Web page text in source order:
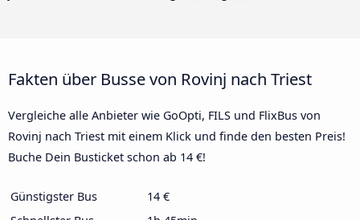
Fakten über Busse von Rovinj nach Triest
Vergleiche alle Anbieter wie GoOpti, FILS und FlixBus von
Rovinj nach Triest mit einem Klick und finde den besten Preis!
Buche Dein Busticket schon ab 14 €!
Günstigster Bus
14 €